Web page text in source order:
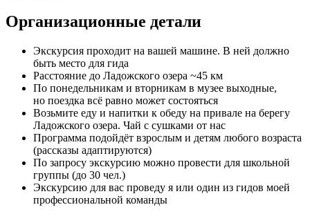
Организационные детали
Экскурсия проходит на вашей машине. В ней должно
быть место для гида
Расстояние до Ладожского озера ~45 км
По понедельникам и вторникам в музее выходные,
но поездка всё равно может состояться
Возьмите еду и напитки к обеду на привале на берегу
Ладожского озера. Чай с сушками от нас
Программа подойдёт взрослым и детям любого возраста
(рассказы адаптируются)
По запросу экскурсию можно провести для школьной
группы (до 30 чел.)
Экскурсию для вас проведу я или один из гидов моей
профессиональной команды